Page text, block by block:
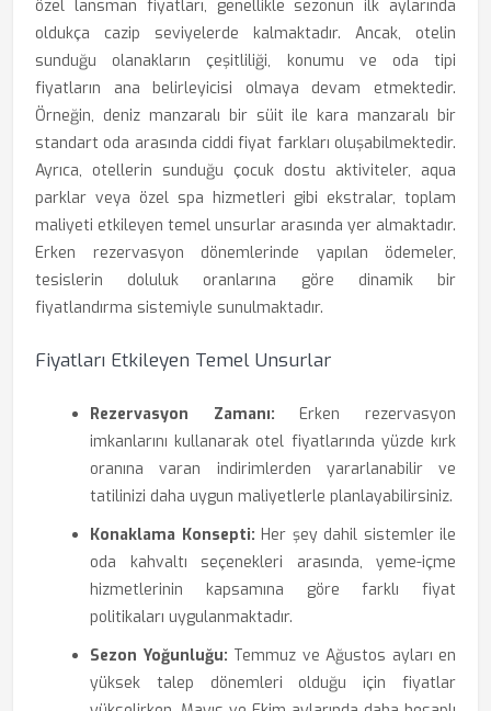
özel lansman fiyatları, genellikle sezonun ilk aylarında
oldukça cazip seviyelerde kalmaktadır. Ancak, otelin
sunduğu olanakların çeşitliliği, konumu ve oda tipi
fiyatların ana belirleyicisi olmaya devam etmektedir.
Örneğin, deniz manzaralı bir süit ile kara manzaralı bir
standart oda arasında ciddi fiyat farkları oluşabilmektedir.
Ayrıca, otellerin sunduğu çocuk dostu aktiviteler, aqua
parklar veya özel spa hizmetleri gibi ekstralar, toplam
maliyeti etkileyen temel unsurlar arasında yer almaktadır.
Erken rezervasyon dönemlerinde yapılan ödemeler,
tesislerin doluluk oranlarına göre dinamik bir
fiyatlandırma sistemiyle sunulmaktadır.
Fiyatları Etkileyen Temel Unsurlar
Rezervasyon Zamanı: Erken rezervasyon
imkanlarını kullanarak otel fiyatlarında yüzde kırk
oranına varan indirimlerden yararlanabilir ve
tatilinizi daha uygun maliyetlerle planlayabilirsiniz.
Konaklama Konsepti: Her şey dahil sistemler ile
oda kahvaltı seçenekleri arasında, yeme-içme
hizmetlerinin kapsamına göre farklı fiyat
politikaları uygulanmaktadır.
Sezon Yoğunluğu: Temmuz ve Ağustos ayları en
yüksek talep dönemleri olduğu için fiyatlar